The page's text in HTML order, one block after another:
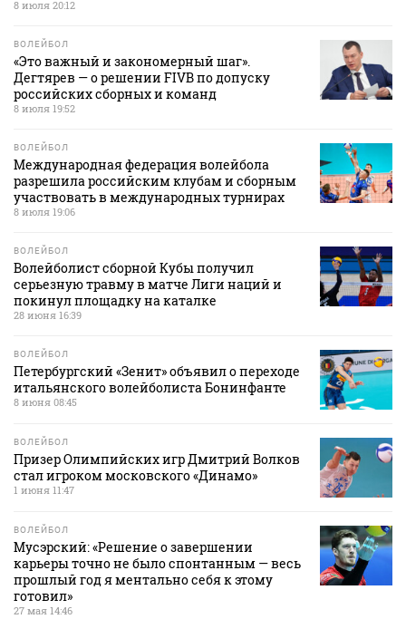
8 июля 20:12
ВОЛЕЙБОЛ
«Это важный и закономерный шаг».
Дегтярев — о решении FIVB по допуску
российских сборных и команд
8 июля 19:52
ВОЛЕЙБОЛ
Международная федерация волейбола
разрешила российским клубам и сборным
участвовать в международных турнирах
8 июля 19:06
ВОЛЕЙБОЛ
Волейболист сборной Кубы получил
серьезную травму в матче Лиги наций и
покинул площадку на каталке
28 июня 16:39
ВОЛЕЙБОЛ
Петербургский «Зенит» объявил о переходе
итальянского волейболиста Бонинфанте
8 июня 08:45
ВОЛЕЙБОЛ
Призер Олимпийских игр Дмитрий Волков
стал игроком московского «Динамо»
1 июня 11:47
ВОЛЕЙБОЛ
Мусэрский: «Решение о завершении
карьеры точно не было спонтанным — весь
прошлый год я ментально себя к этому
готовил»
27 мая 14:46